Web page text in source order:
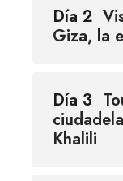
Día 2
Giza, la
Día 3
Khalili